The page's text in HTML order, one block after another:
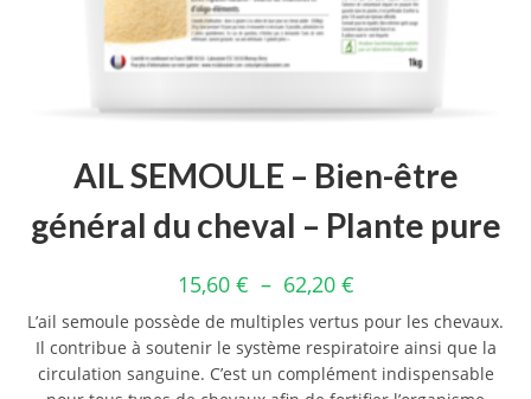
AIL SEMOULE – Bien-être
général du cheval – Plante pure
15,60 € – 62,20 €
L’ail semoule possède de multiples vertus pour les chevaux.
Il contribue à soutenir le système respiratoire ainsi que la
circulation sanguine. C’est un complément indispensable